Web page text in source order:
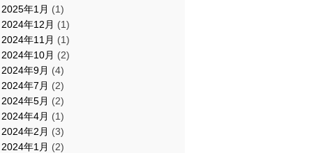
2025年1月 (1)
2024年12月 (1)
2024年11月 (1)
2024年10月 (2)
2024年9月 (4)
2024年7月 (2)
2024年5月 (2)
2024年4月 (1)
2024年2月 (3)
2024年1月 (2)